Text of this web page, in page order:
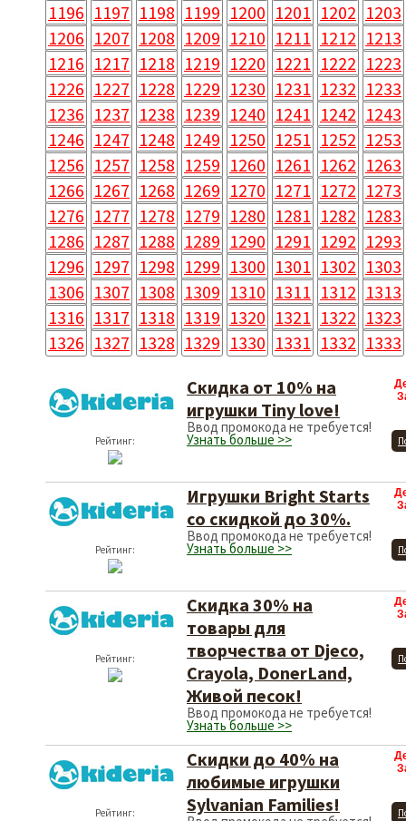
1196 1197 1198 1199 1200 1201 1202 1203
1206 1207 1208 1209 1210 1211 1212 1213
1216 1217 1218 1219 1220 1221 1222 1223
1226 1227 1228 1229 1230 1231 1232 1233
1236 1237 1238 1239 1240 1241 1242 1243
1246 1247 1248 1249 1250 1251 1252 1253
1256 1257 1258 1259 1260 1261 1262 1263
1266 1267 1268 1269 1270 1271 1272 1273
1276 1277 1278 1279 1280 1281 1282 1283
1286 1287 1288 1289 1290 1291 1292 1293
1296 1297 1298 1299 1300 1301 1302 1303
1306 1307 1308 1309 1310 1311 1312 1313
1316 1317 1318 1319 1320 1321 1322 1323
1326 1327 1328 1329 1330 1331 1332 1333
Рейтинг:
Скидка от 10% на
игрушки Tiny love!
Ввод промокода не требуется!
Узнать больше >>
Рейтинг:
Игрушки Bright Starts
со скидкой до 30%.
Ввод промокода не требуется!
Узнать больше >>
Рейтинг:
Скидка 30% на
товары для
творчества от Djeco,
Crayola, DonerLand,
Живой песок!
Ввод промокода не требуется!
Узнать больше >>
Рейтинг:
Скидки до 40% на
любимые игрушки
Sylvanian Families!